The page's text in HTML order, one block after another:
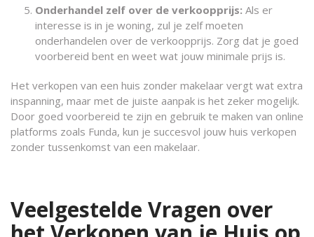
Onderhandel zelf over de verkoopprijs: Als er
interesse is in je woning, zul je zelf moeten
onderhandelen over de verkoopprijs. Zorg dat je goed
voorbereid bent en weet wat jouw minimale prijs is.
Het verkopen van een huis zonder makelaar vergt wat extra
inspanning, maar met de juiste aanpak is het zeker mogelijk.
Door goed voorbereid te zijn en gebruik te maken van online
platforms zoals Funda, kun je succesvol jouw huis verkopen
zonder tussenkomst van een makelaar.
Veelgestelde Vragen over